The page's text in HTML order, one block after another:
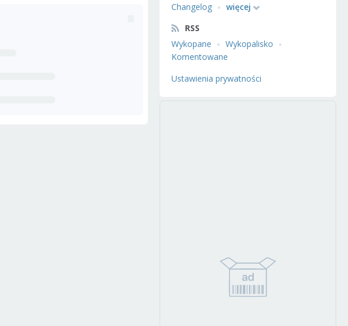
Changelog
więcej
RSS
Wykopane
Wykopalisko
Komentowane
Ustawienia prywatności